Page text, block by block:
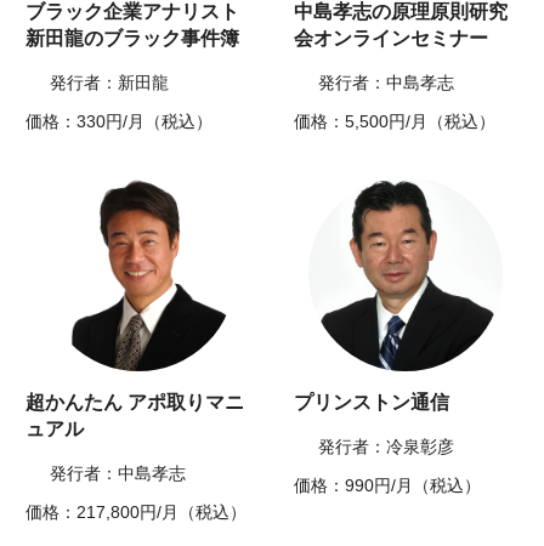
ブラック企業アナリスト
新田龍のブラック事件簿
発行者：新田龍
価格：330円/月（税込）
中島孝志の原理原則研究
会オンラインセミナー
発行者：中島孝志
価格：5,500円/月（税込）
超かんたん アポ取りマニ
ュアル
発行者：中島孝志
価格：217,800円/月（税込）
プリンストン通信
発行者：冷泉彰彦
価格：990円/月（税込）